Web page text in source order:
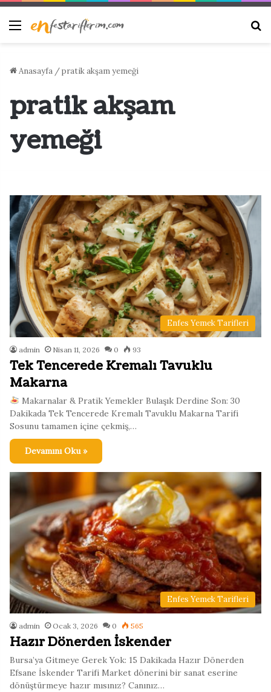
Menü
Anasayfa /pratik akşam yemeği
pratik akşam
yemeği
Enfes Yemek Tarifleri
admin Nisan 11, 2026 0 93
Tek Tencerede Kremalı Tavuklu
Makarna
Makarnalar & Pratik Yemekler Bulaşık Derdine Son: 30
Dakikada Tek Tencerede Kremalı Tavuklu Makarna Tarifi
Sosunu tamamen içine çekmiş,…
Devamını Oku »
Enfes Yemek Tarifleri
admin Ocak 3, 2026 0 565
Hazır Dönerden İskender
Bursa’ya Gitmeye Gerek Yok: 15 Dakikada Hazır Dönerden
Efsane İskender Tarifi Market dönerini bir sanat eserine
dönüştürmeye hazır mısınız? Canınız…